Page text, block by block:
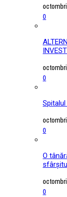
0
0
0
O
sfârșitul
0